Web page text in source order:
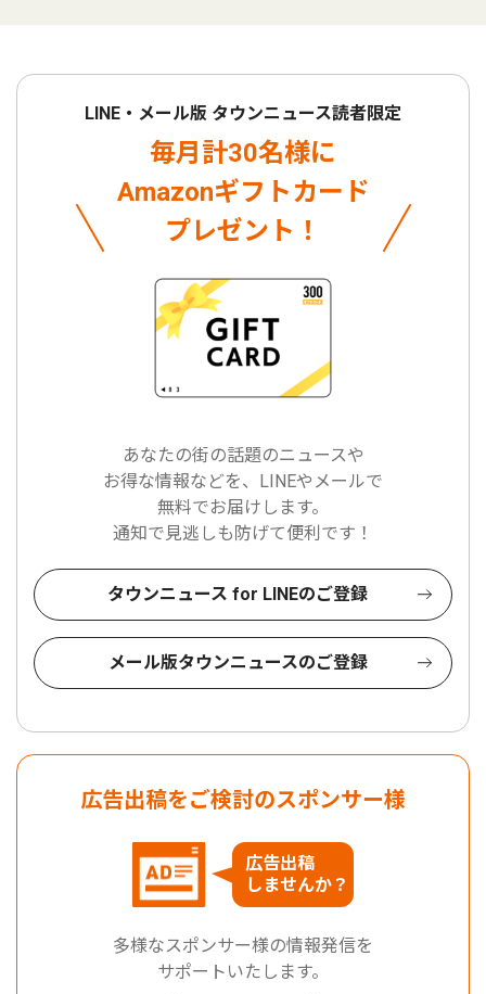
LINE・メール版 タウンニュース読者限定
毎月計30名様に
Amazonギフトカード
プレゼント！
あなたの街の話題のニュースや
お得な情報などを、LINEやメールで
無料でお届けします。
通知で見逃しも防げて便利です！
タウンニュース for LINEのご登録
メール版タウンニュースのご登録
広告出稿をご検討のスポンサー様
広告出稿
しませんか？
多様なスポンサー様の情報発信を
サポートいたします。